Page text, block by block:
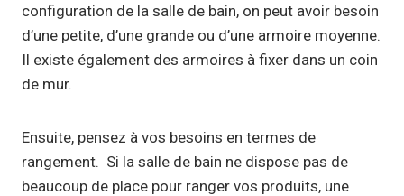
configuration de la salle de bain, on peut avoir besoin
d’une petite, d’une grande ou d’une armoire moyenne.
Il existe également des armoires à fixer dans un coin
de mur.
Ensuite, pensez à vos besoins en termes de
rangement. Si la salle de bain ne dispose pas de
beaucoup de place pour ranger vos produits, une